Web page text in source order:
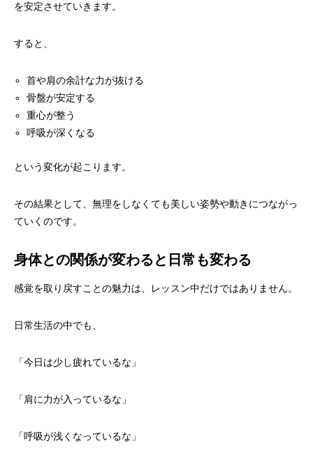
を安定させていきます。
すると、
首や肩の余計な力が抜ける
骨盤が安定する
重心が整う
呼吸が深くなる
という変化が起こります。
その結果として、無理をしなくても美しい姿勢や動きにつながっ
ていくのです。
身体との関係が変わると日常も変わる
感覚を取り戻すことの魅力は、レッスン中だけではありません。
日常生活の中でも、
「今日は少し疲れているな」
「肩に力が入っているな」
「呼吸が浅くなっているな」